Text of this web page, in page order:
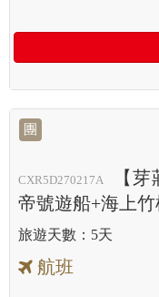
團
CXR5D270217A
【
帝號遊船+海上
5天
航班